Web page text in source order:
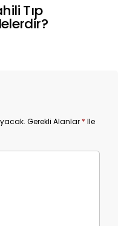
Tıp
Gerekli Alanlar * Ile